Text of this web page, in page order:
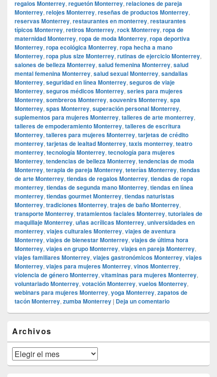
regalos Monterrey, reguetón Monterrey, relaciones de pareja
Monterrey, relojes Monterrey, reseñas de productos Monterrey,
reservas Monterrey, restaurantes en monterrey, restaurantes
típicos Monterrey, retiros Monterrey, rock Monterrey, ropa de
maternidad Monterrey, ropa de moda Monterrey, ropa deportiva
Monterrey, ropa ecológica Monterrey, ropa hecha a mano
Monterrey, ropa plus size Monterrey, rutinas de ejercicio Monterrey,
salones de belleza Monterrey, salud femenina Monterrey, salud
mental femenina Monterrey, salud sexual Monterrey, sandalias
Monterrey, seguridad en línea Monterrey, seguros de viaje
Monterrey, seguros médicos Monterrey, series para mujeres
Monterrey, sombreros Monterrey, souvenirs Monterrey, spa
Monterrey, spas Monterrey, superación personal Monterrey,
suplementos para mujeres Monterrey, talleres de arte monterrey,
talleres de empoderamiento Monterrey, talleres de escritura
Monterrey, talleres para mujeres Monterrey, tarjetas de crédito
monterrey, tarjetas de lealtad Monterrey, taxis monterrey, teatro
monterrey, tecnología Monterrey, tecnología para mujeres
Monterrey, tendencias de belleza Monterrey, tendencias de moda
Monterrey, terapia de pareja Monterrey, teterías Monterrey, tiendas
de arte Monterrey, tiendas de regalos Monterrey, tiendas de ropa
monterrey, tiendas de segunda mano Monterrey, tiendas en línea
monterrey, tiendas gourmet Monterrey, tiendas naturistas
Monterrey, tradiciones Monterrey, trajes de baño Monterrey,
transporte Monterrey, tratamientos faciales Monterrey, tutoriales de
maquillaje Monterrey, uñas acrílicas Monterrey, universidades en
monterrey, viajes culturales Monterrey, viajes de aventura
Monterrey, viajes de bienestar Monterrey, viajes de última hora
Monterrey, viajes en grupo Monterrey, viajes en pareja Monterrey,
viajes familiares Monterrey, viajes gastronómicos Monterrey, viajes
Monterrey, viajes para mujeres Monterrey, vinos Monterrey,
violencia de género Monterrey, vitaminas para mujeres Monterrey,
voluntariado Monterrey, votación Monterrey, vuelos Monterrey,
webinars para mujeres Monterrey, yoga Monterrey, zapatos de
tacón Monterrey, zumba Monterrey | Deja un comentario
área
de
widget
barra
lateral
Archivos
Archivos